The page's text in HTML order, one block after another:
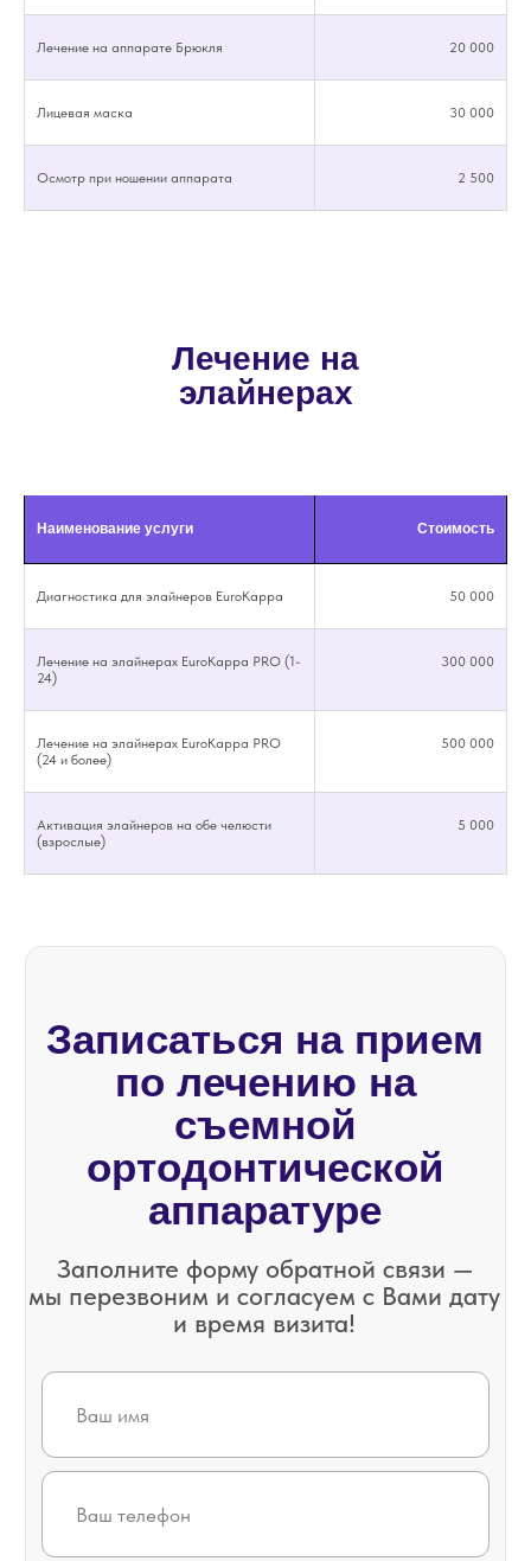
Лечение на аппарате Брюкля 20 000
Лицевая маска 30 000
Осмотр при ношении аппарата 2 500
Лечение на
элайнерах
Наименование услуги Стоимость
Диагностика для элайнеров EuroKappa 50 000
Лечение на элайнерах EuroKappa PRO (1-
24)
300 000
Лечение на элайнерах EuroKappa PRO
(24 и более)
500 000
Активация элайнеров на обе челюсти
(взрослые)
5 000
я подтверждаю, что ознакомлен сполитикой
своих персональных данных
Записаться на прием
по хирургии
Заполните форму обратной связи —
дату и время визита!
я подтверждаю, что ознакомлен с
конфиденциальности